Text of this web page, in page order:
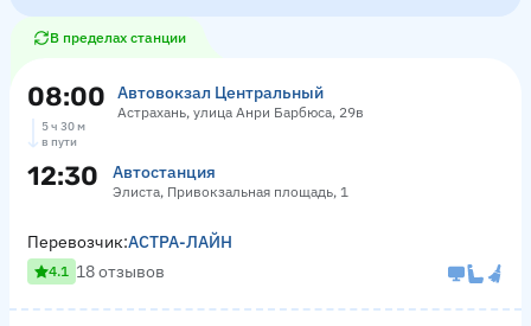
В пределах станции
08:00 Автовокзал Центральный
Астрахань, улица Анри Барбюса, 29в
5 ч 30 м
в пути
12:30 Автостанция
Элиста, Привокзальная площадь, 1
Перевозчик:АСТРА-ЛАЙН
4.1 18 отзывов